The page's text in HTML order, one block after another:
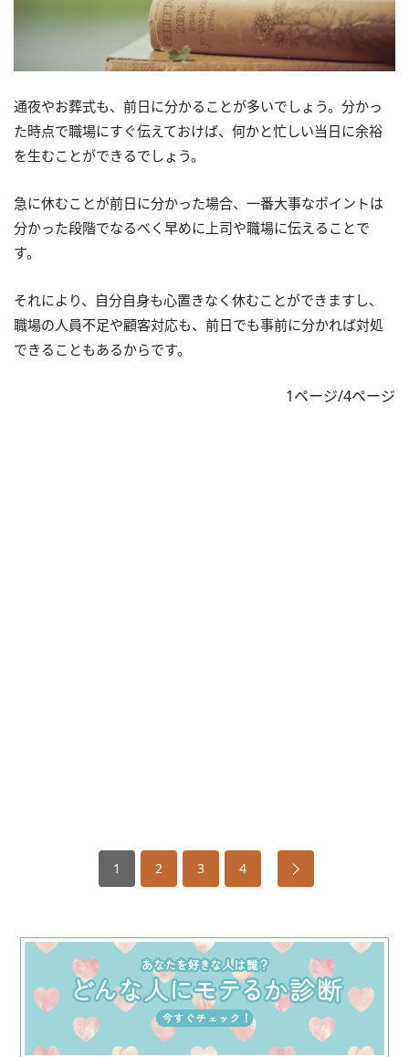
通夜やお葬式も、前日に分かることが多いでしょう。分かっ
た時点で職場にすぐ伝えておけば、何かと忙しい当日に余裕
を生むことができるでしょう。
急に休むことが前日に分かった場合、一番大事なポイントは
分かった段階でなるべく早めに上司や職場に伝えることで
す。
それにより、自分自身も心置きなく休むことができますし、
職場の人員不足や顧客対応も、前日でも事前に分かれば対処
できることもあるからです。
1ページ/4ページ
1 2 3 4